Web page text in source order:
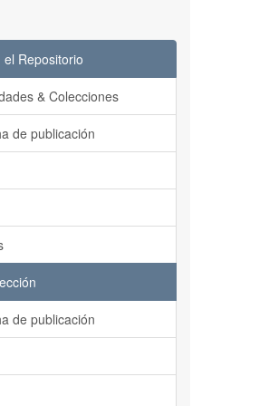
el Repositorio
& Colecciones
de publicación
de publicación